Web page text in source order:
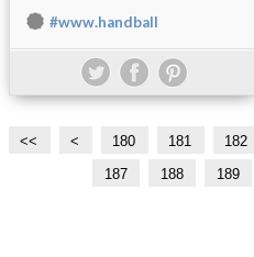
#www.handball
<< <
1
0
1
1
1
2
1
3
1
4
1
5
1
6
1
7
180 181 182
187
188 189